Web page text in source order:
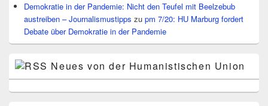
Demokratie in der Pandemie: Nicht den Teufel mit Beelzebub
austreiben – Journalismustipps zu pm 7/20: HU Marburg fordert
Debate über Demokratie in der Pandemie
Neues von der Humanistischen Union